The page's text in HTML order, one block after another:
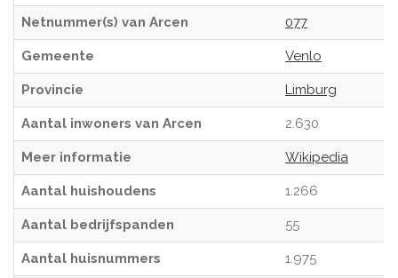
Netnummer(s) van Arcen 077
Gemeente Venlo
Provincie Limburg
Aantal inwoners van Arcen 2.630
Meer informatie Wikipedia
Aantal huishoudens 1.266
Aantal bedrijfspanden 55
Aantal huisnummers 1.975